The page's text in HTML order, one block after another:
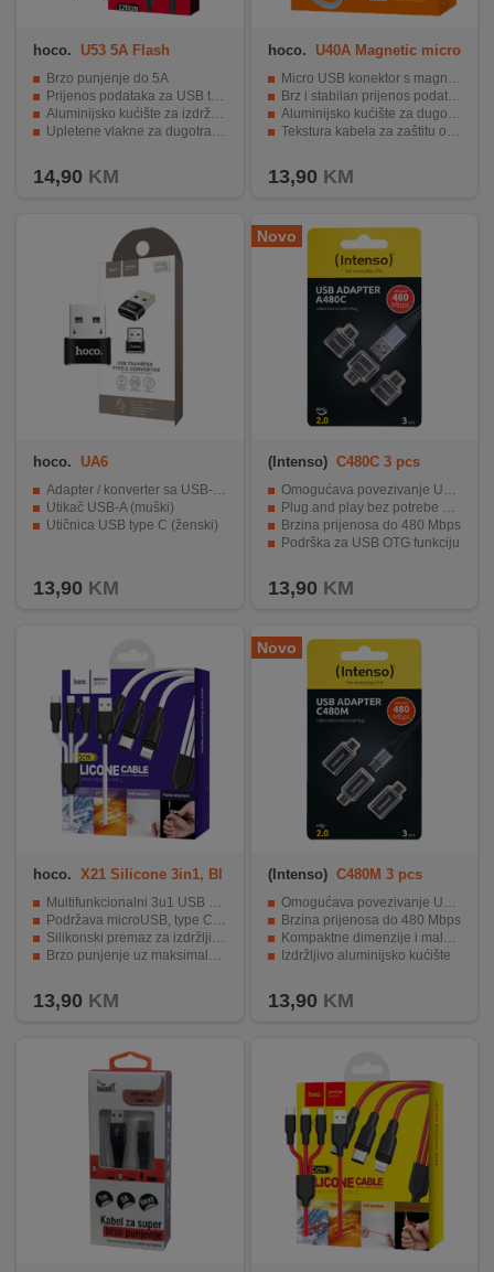
hoco. U53 5A Flash
Brzo punjenje do 5A
Prijenos podataka za USB tip C
Aluminijsko kućište za izdržljivost
Upletene vlakne za dugotrajnost
14,90 KM
hoco.
U40A Magnetic micro
Micro USB konektor s magnetom
Brz i stabilan prijenos podataka
Aluminijsko kućište za dugotrajnost
Tekstura kabela za zaštitu od habanja
13,90 KM
hoco. UA6
Adapter / konverter sa USB-A na USB type C standard
Utikač USB-A (muški)
Utičnica USB type C (ženski)
13,90 KM
Novo
(Intenso) C480C 3 pcs
Omogućava povezivanje USB-A uređaja na USB-C portove
Plug and play bez potrebe za instalacijom
Brzina prijenosa do 480 Mbps
Podrška za USB OTG funkciju
13,90 KM
hoco. X21 Silicone 3in1, Bl
Multifunkcionalni 3u1 USB kabl
Podržava microUSB, type C i Lightning konektore
Silikonski premaz za izdržljivost i otpornost
Brzo punjenje uz maksimalnu jačinu od 2A
13,90 KM
Novo
(Intenso) C480M 3 pcs
Omogućava povezivanje USB-C kablova sa microUSB uređajima
Brzina prijenosa do 480 Mbps
Kompaktne dimenzije i mala težina
Izdržljivo aluminijsko kućište
13,90 KM